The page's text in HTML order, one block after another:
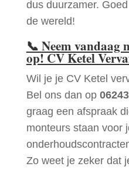
dus duurzamer.
de wereld!
📞 Neem vandaag
op! CV Ketel
Wil je je CV Ketel
Bel ons dan op
graag een afspraak
monteurs staan voor
Zo weet je zeker dat